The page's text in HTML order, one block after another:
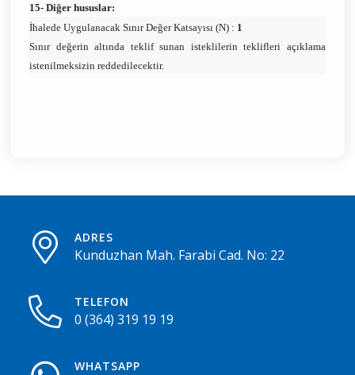
15- Diğer hususlar:
İhalede Uygulanacak Sınır Değer Katsayısı (N) : 1
Sınır değerin altında teklif sunan isteklilerin teklifleri açıklama
istenilmeksizin reddedilecektir.
ADRES
Kunduzhan Mah. Farabi Cad. No: 22
TELEFON
0 (364) 319 19 19
WHATSAPP